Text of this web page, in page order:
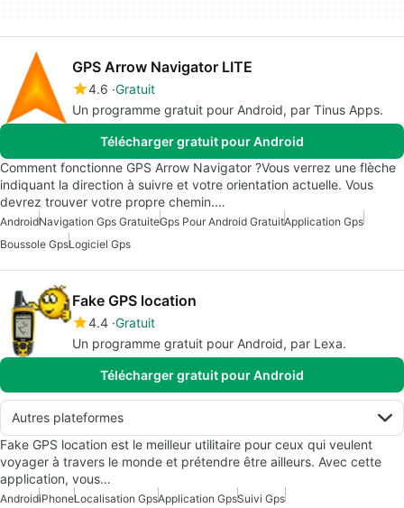
GPS Arrow Navigator LITE
4.6 Gratuit
Un programme gratuit pour Android, par Tinus Apps.
Télécharger gratuit pour Android
Comment fonctionne GPS Arrow Navigator ?Vous verrez une flèche
indiquant la direction à suivre et votre orientation actuelle. Vous
devrez trouver votre propre chemin.…
AndroidNavigation Gps GratuiteGps Pour Android GratuitApplication Gps
Boussole GpsLogiciel Gps
Fake GPS location
4.4 Gratuit
Un programme gratuit pour Android, par Lexa.
Télécharger gratuit pour Android
Autres plateformes
Fake GPS location est le meilleur utilitaire pour ceux qui veulent
voyager à travers le monde et prétendre être ailleurs. Avec cette
application, vous…
AndroidiPhoneLocalisation GpsApplication GpsSuivi Gps